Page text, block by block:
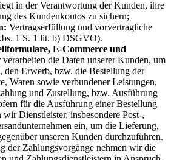
in der Verantwortung der Kunden, ihre
des Kundenkontos zu sichern;
Vertragserfüllung und vorvertragliche
1 S. 1 lit. b) DSGVO).
E-Commerce und
verarbeiten die Daten unserer Kunden, um
den Erwerb, bzw. die Bestellung der
Waren sowie verbundener Leistungen,
und Zustellung, bzw. Ausführung
für die Ausführung einer Bestellung
Dienstleister, insbesondere Post-,
ein, um die Lieferung,
unseren Kunden durchzuführen.
der Zahlungsvorgänge nehmen wir die